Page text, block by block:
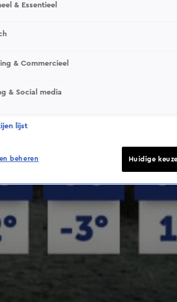
& Essentieel
& Commercieel
& Social media
lijst
beheren Huidige